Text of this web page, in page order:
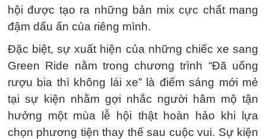
hội được tạo ra những bản mix cực chất mang
đậm dấu ấn của riêng mình.
Đặc biệt, sự xuất hiện của những chiếc xe sang
Green Ride nằm trong chương trình “Đã uống
rượu bia thì không lái xe” là điếm sáng mới mẻ
tại sự kiện nhằm gợi nhắc người hâm mộ tận
hưởng một mùa lễ hội thật hoàn hảo khi lựa
chọn phương tiện thay thế sau cuộc vui. Sự kiện